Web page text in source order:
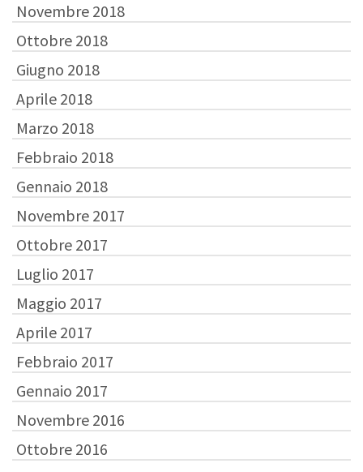
Novembre 2018
Ottobre 2018
Giugno 2018
Aprile 2018
Marzo 2018
Febbraio 2018
Gennaio 2018
Novembre 2017
Ottobre 2017
Luglio 2017
Maggio 2017
Aprile 2017
Febbraio 2017
Gennaio 2017
Novembre 2016
Ottobre 2016